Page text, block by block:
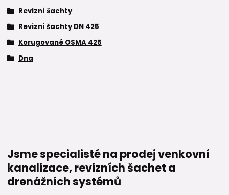
Revizní šachty
Revizní šachty DN 425
Korugované OSMA 425
Dna
Jsme specialisté na prodej venkovní
kanalizace, revizních šachet a
drenážních systémů